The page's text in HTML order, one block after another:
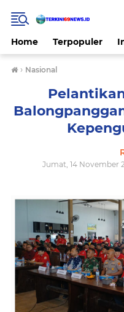
Home Terpopuler
› Nasional
Jumat, 14 November